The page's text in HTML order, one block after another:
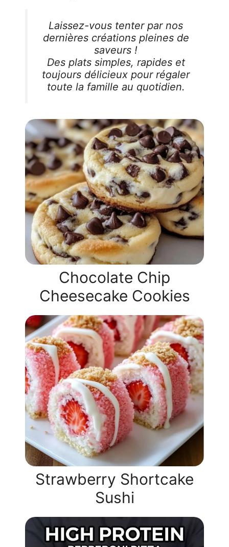
Laissez-vous tenter par nos
dernières créations pleines de
saveurs !
Des plats simples, rapides et
toujours délicieux pour régaler
toute la famille au quotidien.
Chocolate Chip
Cheesecake Cookies
Strawberry Shortcake
Sushi